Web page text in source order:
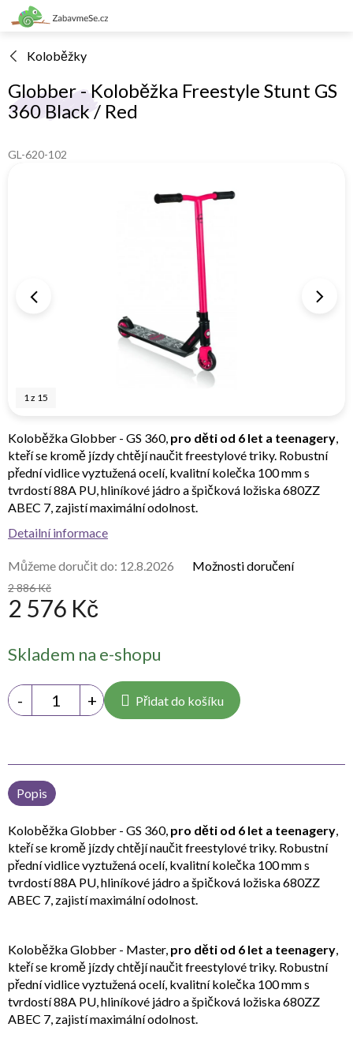
Přejít
na
Koloběžky
Globber - Koloběžka Freestyle Stunt GS
360 Black / Red
GL-620-102
1z 15
2 886 Kč
2 576 Kč
cena:
Skladem na e-shopu
Můžeme doručit do: 12.8.2026 Možnosti doručení
Přidat do košíku
Koloběžka Globber - GS 360, pro děti od 6 let a teenagery,
kteří se kromě jízdy chtějí naučit freestylové triky. Robustní
přední vidlice vyztužená ocelí, kvalitní kolečka 100 mm s
tvrdostí 88A PU, hliníkové jádro a špičková ložiska 680ZZ
ABEC 7, zajistí maximální odolnost.
Detailní informace
Popis
Koloběžka Globber - GS 360, pro děti od 6 let a teenagery,
kteří se kromě jízdy chtějí naučit freestylové triky. Robustní
přední vidlice vyztužená ocelí, kvalitní kolečka 100 mm s
tvrdostí 88A PU, hliníkové jádro a špičková ložiska 680ZZ
ABEC 7, zajistí maximální odolnost.
Koloběžka Globber - Master, pro děti od 6 let a teenagery,
kteří se kromě jízdy chtějí naučit freestylové triky. Robustní
přední vidlice vyztužená ocelí, kvalitní kolečka 100 mm s
tvrdostí 88A PU, hliníkové jádro a špičková ložiska 680ZZ
ABEC 7, zajistí maximální odolnost.